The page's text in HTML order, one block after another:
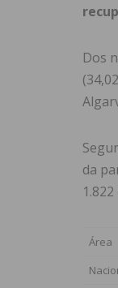
Dos
da
Área